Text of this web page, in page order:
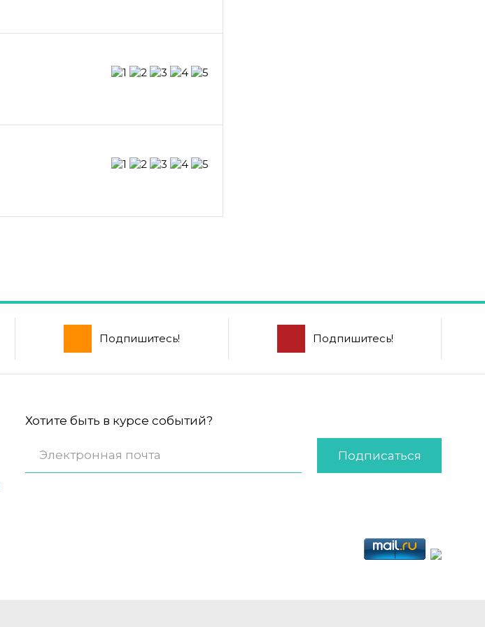
Подпишитесь! Подпишитесь!
Хотите быть в курсе событий?
Подписаться